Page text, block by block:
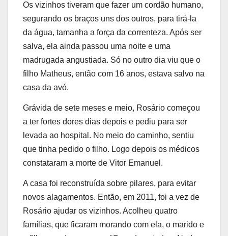
Os vizinhos tiveram que fazer um cordão humano,
segurando os braços uns dos outros, para tirá-la
da água, tamanha a força da correnteza. Após ser
salva, ela ainda passou uma noite e uma
madrugada angustiada. Só no outro dia viu que o
filho Matheus, então com 16 anos, estava salvo na
casa da avó.
Grávida de sete meses e meio, Rosário começou
a ter fortes dores dias depois e pediu para ser
levada ao hospital. No meio do caminho, sentiu
que tinha pedido o filho. Logo depois os médicos
constataram a morte de Vitor Emanuel.
A casa foi reconstruída sobre pilares, para evitar
novos alagamentos. Então, em 2011, foi a vez de
Rosário ajudar os vizinhos. Acolheu quatro
famílias, que ficaram morando com ela, o marido e